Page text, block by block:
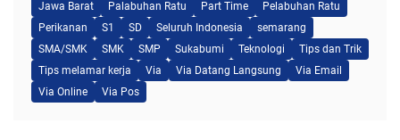
Jawa Barat
Palabuhan Ratu Part Time
Pelabuhan Ratu
Perikanan
S1 SD Seluruh Indonesia
semarang
SMA/SMK
SMK SMP Sukabumi Teknologi
Tips dan Trik
Tips melamar kerja
Via Via Datang Langsung
Via Email
Via Online
Via Pos